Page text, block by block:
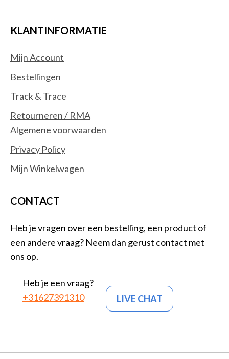
KLANTINFORMATIE
Mijn Account
Bestellingen
Track & Trace
Retourneren / RMA
Algemene voorwaarden
Privacy Policy
Mijn Winkelwagen
CONTACT
Heb je vragen over een bestelling, een product of
een andere vraag? Neem dan gerust contact met
ons op.
Heb je een vraag?
+31627391310
LIVE CHAT